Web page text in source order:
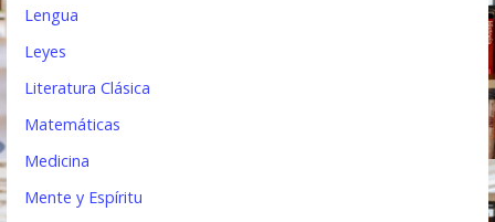
Lengua
Leyes
Literatura Clásica
Matemáticas
Medicina
Mente y Espíritu